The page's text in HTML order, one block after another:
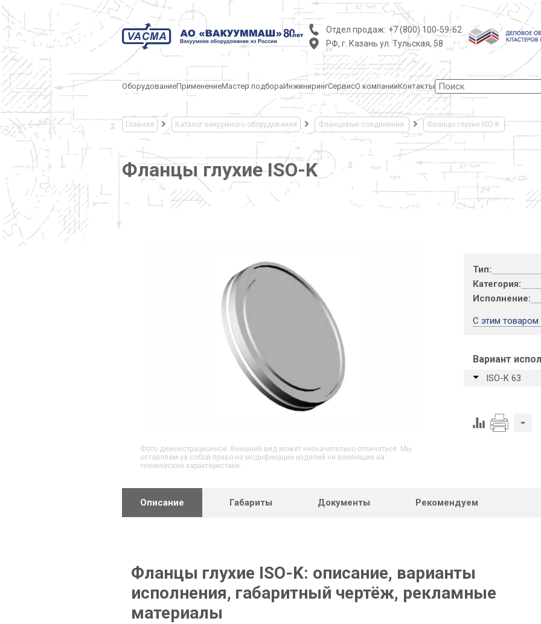
Отдел продаж: +7 (800) 100-59-62
РФ, г. Казань ул. Тульская, 58
ОборудованиеПрименениеМастер подбораИнжинирингСервисО компанииКонтакты
Главная Каталог вакуумного оборудования Фланцевые соединения Фланцы глухие ISO-K
Фланцы глухие ISO-K
Фото демонстрационное. Внешний вид может незначительно отличаться. Мы
оставляем за собой право на модификации изделий не влияющие на
технические характеристики.
Тип:
Категория:
Исполнение:
С этим
Вариант
ISO-K 63
-
Описание Габариты Документы Рекомендуем
Фланцы глухие ISO-K: описание, варианты
исполнения, габаритный чертёж, рекламные
материалы